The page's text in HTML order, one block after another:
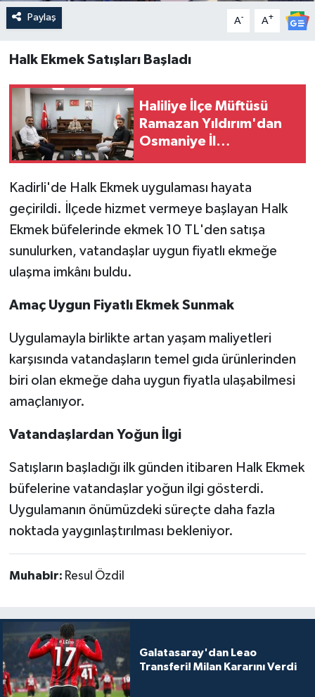
Paylaş A- A+
Halk Ekmek Satışları Başladı
Haliliye İlçe Müftüsü
Ramazan Yıldırım'dan
Osmaniye İl
Kadirli'de Halk Ekmek uygulaması hayata
geçirildi. İlçede hizmet vermeye başlayan Halk
Ekmek büfelerinde ekmek 10 TL'den satışa
sunulurken, vatandaşlar uygun fiyatlı ekmeğe
ulaşma imkânı buldu.
Amaç Uygun Fiyatlı Ekmek Sunmak
Uygulamayla birlikte artan yaşam maliyetleri
karşısında vatandaşların temel gıda ürünlerinden
biri olan ekmeğe daha uygun fiyatla ulaşabilmesi
amaçlanıyor.
Vatandaşlardan Yoğun İlgi
Satışların başladığı ilk günden itibaren Halk Ekmek
büfelerine vatandaşlar yoğun ilgi gösterdi.
Uygulamanın önümüzdeki süreçte daha fazla
noktada yaygınlaştırılması bekleniyor.
Muhabir: Resul Özdil
Galatasaray'dan Leao
Transferi! Milan Kararını Verdi